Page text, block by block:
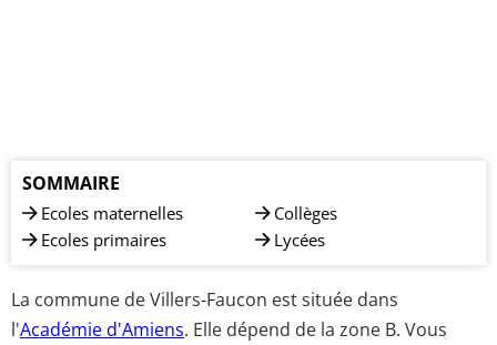
SOMMAIRE
Ecoles maternelles
Ecoles primaires
Collèges
Lycées
La commune de Villers-Faucon est située dans
l'Académie d'Amiens. Elle dépend de la zone B. Vous